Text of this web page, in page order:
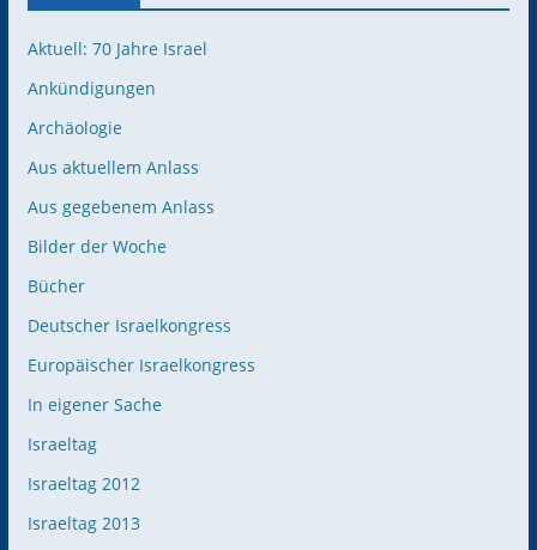
Aktuell: 70 Jahre Israel
Ankündigungen
Archäologie
Aus aktuellem Anlass
Aus gegebenem Anlass
Bilder der Woche
Bücher
Deutscher Israelkongress
Europäischer Israelkongress
In eigener Sache
Israeltag
Israeltag 2012
Israeltag 2013